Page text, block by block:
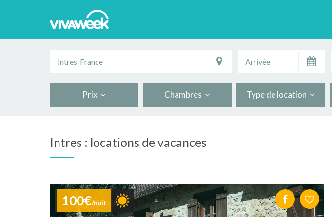
Prix Chambres Type de location
Intres : locations de vacances
100€/nuit